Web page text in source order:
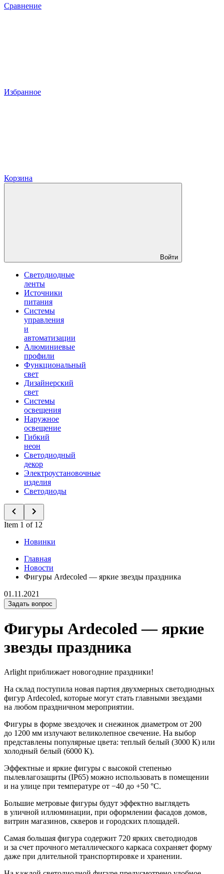
Сравнение
Избранное
Корзина
Войти
Светодиодные
ленты
Источники
питания
Системы
управления
и
автоматизации
Алюминиевые
профили
Функциональный
свет
Дизайнерский
свет
Системы
освещения
Наружное
освещение
Гибкий
неон
Светодиодный
декор
Электроустановочные
изделия
Светодиоды
Item 1 of 12
Новинки
Главная
Новости
Фигуры Ardecoled — яркие звезды праздника
01.11.2021
Задать вопрос
Фигуры Ardecoled — яркие
звезды праздника
Arlight приближает новогодние праздники!
На склад поступила новая партия двухмерных светодиодных
фигур Ardecoled, которые могут стать главными звездами
на любом праздничном мероприятии.
Фигуры в форме звездочек и снежинок диаметром от 200
до 1200 мм излучают великолепное свечение. На выбор
представлены популярные цвета: теплый белый (3000 К) или
холодный белый (6000 К).
Эффектные и яркие фигуры с высокой степенью
пылевлагозащиты (IP65) можно использовать в помещении
и на улице при температуре от −40 до +50 °С.
Большие метровые фигуры будут эффектно выглядеть
в уличной иллюминации, при оформлении фасадов домов,
витрин магазинов, скверов и городских площадей.
Самая большая фигура содержит 720 ярких светодиодов
и за счет прочного металлического каркаса сохраняет форму
даже при длительной транспортировке и хранении.